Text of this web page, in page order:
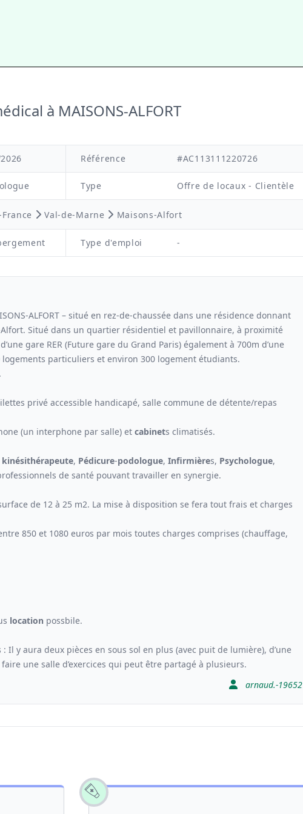
à MAISONS-ALFORT
Référence #AC113111220726
Type Offre de locaux - Clientèle
Val-de-Marne Maisons-Alfort
Type d'emploi -
ALFORT – situé en rez-de-chaussée dans une résidence donnant
Situé dans un quartier résidentiel et pavillonnaire, à proximité
gare RER (Future gare du Grand Paris) également à 700m d’une
particuliers et environ 300 logement étudiants.
privé accessible handicapé, salle commune de détente/repas
(un interphone par salle) et cabinets climatisés.
kinésithérapeute, Pédicure-podologue, Infirmières, Psychologue,
de santé pouvant travailler en synergie.
de 12 à 25 m2. La mise à disposition se fera tout frais et charges
850 et 1080 euros par mois toutes charges comprises (chauffage,
location possbile.
Il y aura deux pièces en sous sol en plus (avec puit de lumière), d’une
une salle d’exercices qui peut être partagé à plusieurs.
arnaud.-19652